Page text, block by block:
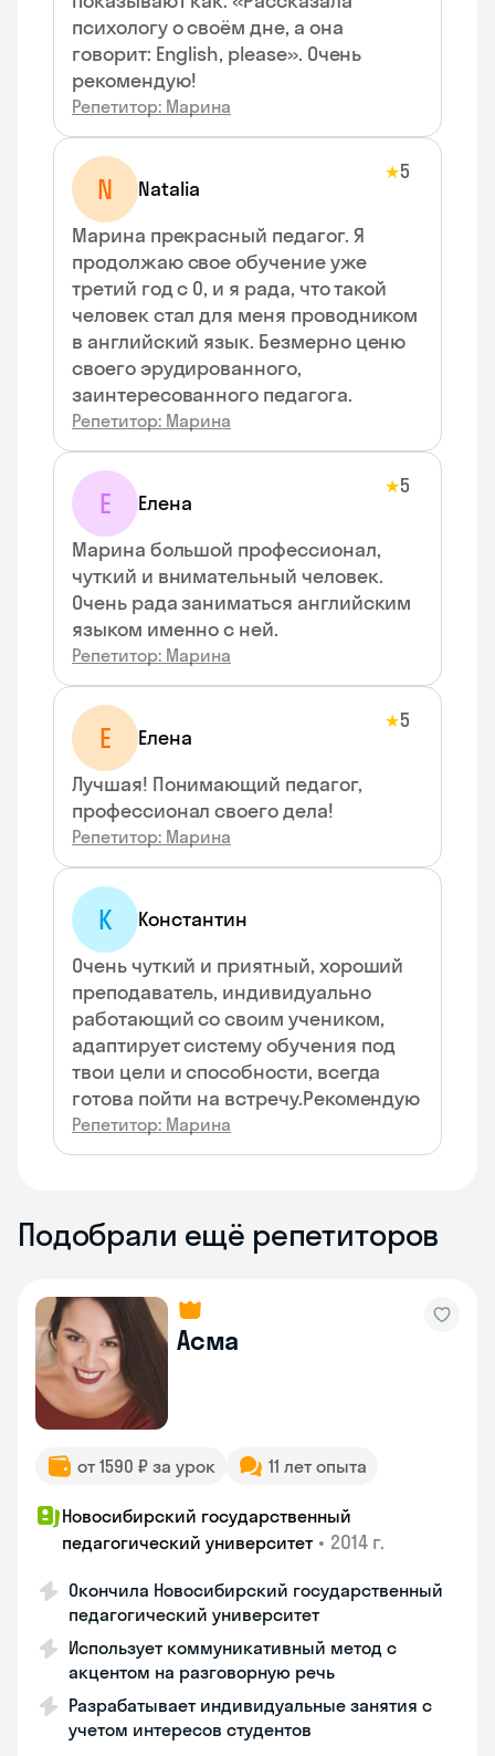
психологу о своём дне, а она
говорит: English, please». Очень
рекомендую!
Репетитор: Марина
N Natalia
★5
Марина прекрасный педагог. Я
продолжаю свое обучение уже
третий год с 0, и я рада, что такой
человек стал для меня проводником
в английский язык. Безмерно ценю
своего эрудированного,
заинтересованного педагога.
Репетитор: Марина
Е Елена
★5
Марина большой профессионал,
чуткий и внимательный человек.
Очень рада заниматься английским
языком именно с ней.
Репетитор: Марина
Е Елена
★5
Лучшая! Понимающий педагог,
профессионал своего дела!
Репетитор: Марина
К
Константин
Очень чуткий и приятный, хороший
преподаватель, индивидуально
работающий со своим учеником,
адаптирует систему обучения под
твои цели и способности, всегда
готова пойти на встречу.Рекомендую
Репетитор: Марина
Подобрали ещё репетиторов
Асма
от 1590 ₽ за урок 11 лет опыта
Новосибирский государственный
педагогический университет • 2014 г.
Окончила Новосибирский государственный
педагогический университет
Использует коммуникативный метод с
акцентом на разговорную речь
Разрабатывает индивидуальные занятия с
учетом интересов студентов